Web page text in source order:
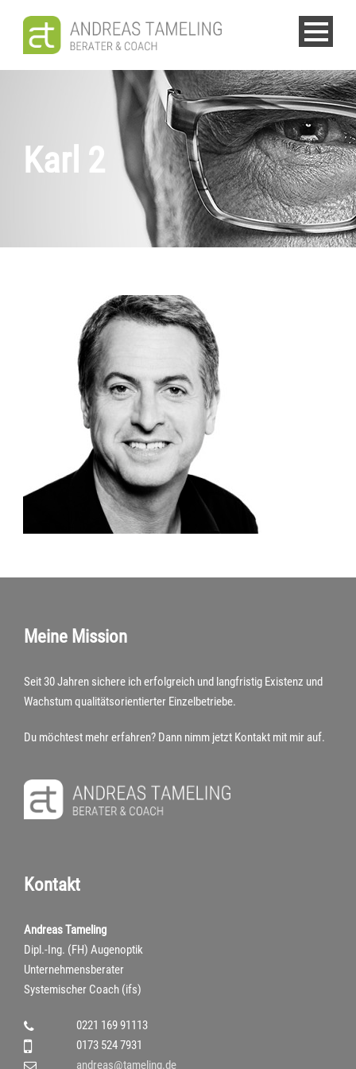
Karl 2
Meine Mission
Seit 30 Jahren sichere ich erfolgreich und langfristig Existenz und
Wachstum qualitätsorientierter Einzelbetriebe.
Du möchtest mehr erfahren? Dann nimm jetzt Kontakt mit mir auf.
Kontakt
Andreas Tameling
Dipl.-Ing. (FH) Augenoptik
Unternehmensberater
Systemischer Coach (ifs)
0221 169 91113
0173 524 7931
andreas@tameling.de